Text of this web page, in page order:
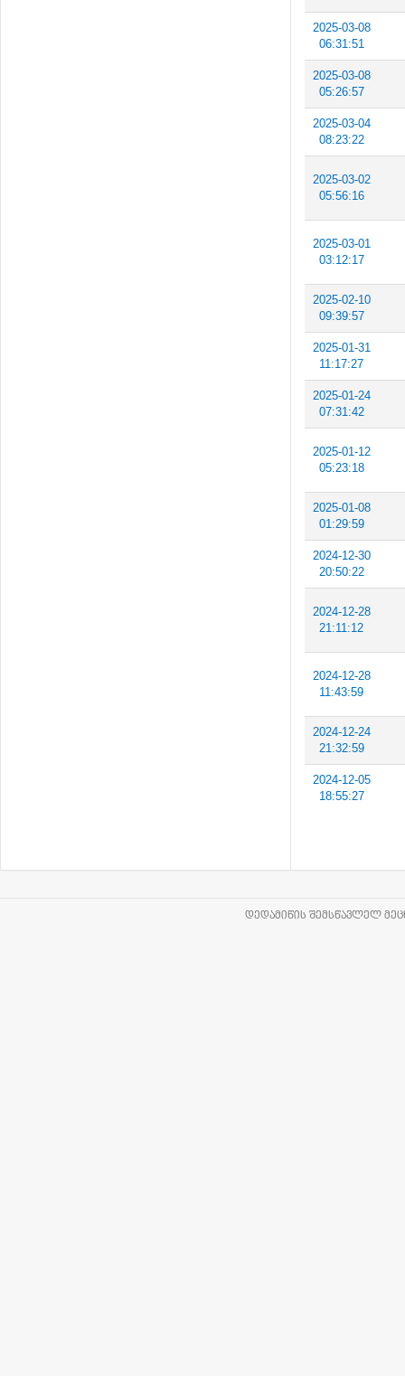
2025-03-08
06:31:51
2025-03-08
05:26:57
2025-03-04
08:23:22
2025-03-02
05:56:16
2025-03-01
03:12:17
2025-02-10
09:39:57
2025-01-31
11:17:27
2025-01-24
07:31:42
2025-01-12
05:23:18
2025-01-08
01:29:59
2024-12-30
20:50:22
2024-12-28
21:11:12
2024-12-28
11:43:59
2024-12-24
21:32:59
2024-12-05
18:55:27
ᲓᲔᲓᲐᲛᲘᲬᲘᲡ ᲨᲔᲛᲡᲬᲐᲕᲚᲔᲚ